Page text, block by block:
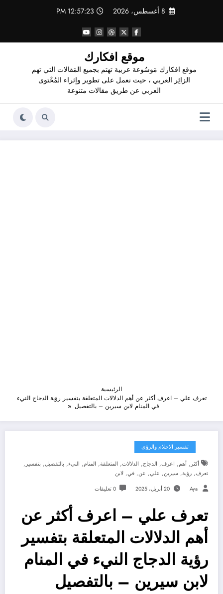
8 أغسطس، 2026 12:57:24 PM
موقع افكارك
موقع افكارك مَوسُوعة عربية تهتم بجميع المَقالات التي تهم
الزائِر العربي ، حيث نعمل على تطوير وإثراء المُحْتوى
العربي عن طريق مقالات متنوعة
الرئيسية
تعرف علي – اعرف أكثر عن أهم الدلالات المتعلقة بتفسير رؤية الدجاج النيء
في المنام لابن سيرين – بالتفصيل
تفسير الاحلام والرؤى
أكثر , أهم, اعرف, الدجاج, الدلالات, المتعلقة, المنام, النيء, بالتفصيل, بتفسير ,
تعرف, رؤية, سيرين, علي, عن, في, لابن
Aya 20 أبريل، 2025 0 تعليقات
تعرف علي – اعرف أكثر عن
أهم الدلالات المتعلقة بتفسير
رؤية الدجاج النيء في المنام
لابن سيرين – بالتفصيل